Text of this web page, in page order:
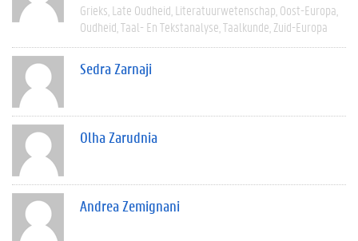
Grieks Late Oudheid Literatuurwetenschap Oost-Europa
Oudheid Taal- En Tekstanalyse Taalkunde Zuid-Europa
Sedra Zarnaji
Olha Zarudnia
Andrea Zemignani